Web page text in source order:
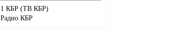
1 КБР (ТВ КБР)
Радио КБР